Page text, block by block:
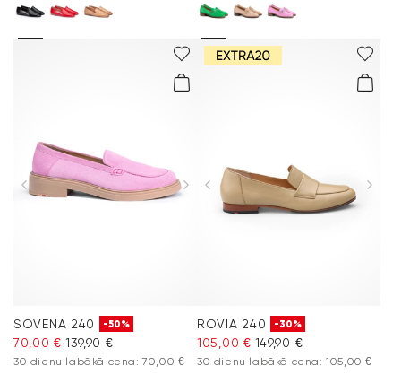
SOVENA 240 -50%
70,00 € 139,90 €
30 dienu labākā cena: 70,00 €
ROVIA 240 -30%
105,00 € 149,90 €
30 dienu labākā cena: 105,00 €